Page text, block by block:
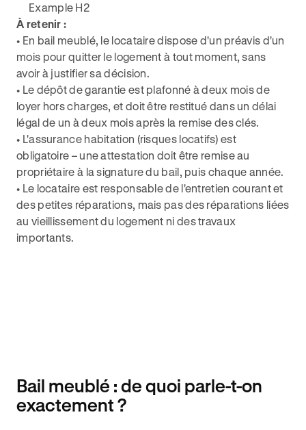
Example H2
À retenir :
• En bail meublé, le locataire dispose d'un préavis d'un
mois pour quitter le logement à tout moment, sans
avoir à justifier sa décision.
• Le dépôt de garantie est plafonné à deux mois de
loyer hors charges, et doit être restitué dans un délai
légal de un à deux mois après la remise des clés.
• L'assurance habitation (risques locatifs) est
obligatoire – une attestation doit être remise au
propriétaire à la signature du bail, puis chaque année.
• Le locataire est responsable de l'entretien courant et
des petites réparations, mais pas des réparations liées
au vieillissement du logement ni des travaux
importants.
Bail meublé : de quoi parle-t-on
exactement ?